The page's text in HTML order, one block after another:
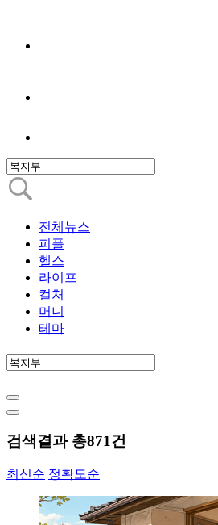
전체뉴스
피플
헬스
라이프
컬처
머니
테마
검색결과 총871건
최신순 정확도순